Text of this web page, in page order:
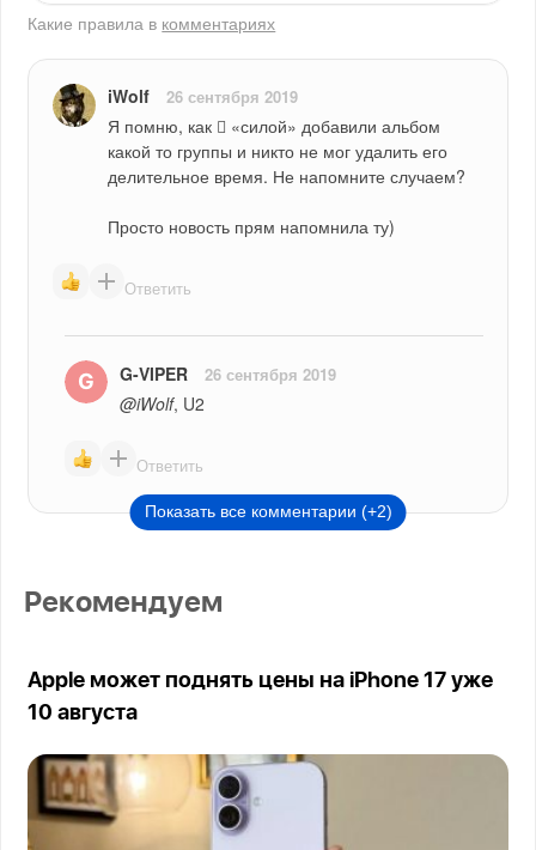
Какие правила в комментариях
iWolf 26 сентября 2019
Я помню, как  «силой» добавили альбом
какой то группы и никто не мог удалить его
делительное время. Не напомните случаем?
Просто новость прям напомнила ту)
Ответить
G-VIPER 26 сентября 2019
@iWolf, U2
Ответить
Показать все комментарии (+2)
Рекомендуем
Apple может поднять цены на iPhone 17 уже
10 августа